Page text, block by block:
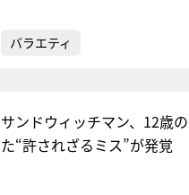
バラエティ
サンドウィッチマン、12歳
た“許されざるミス”が発覚